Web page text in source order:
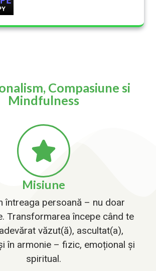
Compasiune si
Mindfulness
Misiune
întreaga persoană – nu doar
Transformarea începe când te
văzut(ă), ascultat(a),
în armonie – fizic, emoțional și
spiritual.